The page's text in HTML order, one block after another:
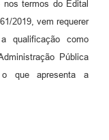
termos do Edital
2019, vem requerer
qualificação como
Pública
que apresenta a